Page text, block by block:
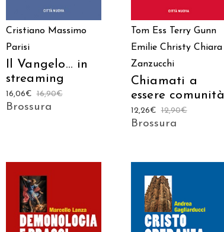
Cristiano Massimo
Parisi
Il Vangelo… in
streaming
16,90€
16,06€
Brossura
Tom Ess
Terry Gunn
Emilie Christy Chiara
Zanzucchi
Chiamati a
essere comunità
12,90€
12,26€
Brossura
AGGIUNGI AL AGGIUNGI AL